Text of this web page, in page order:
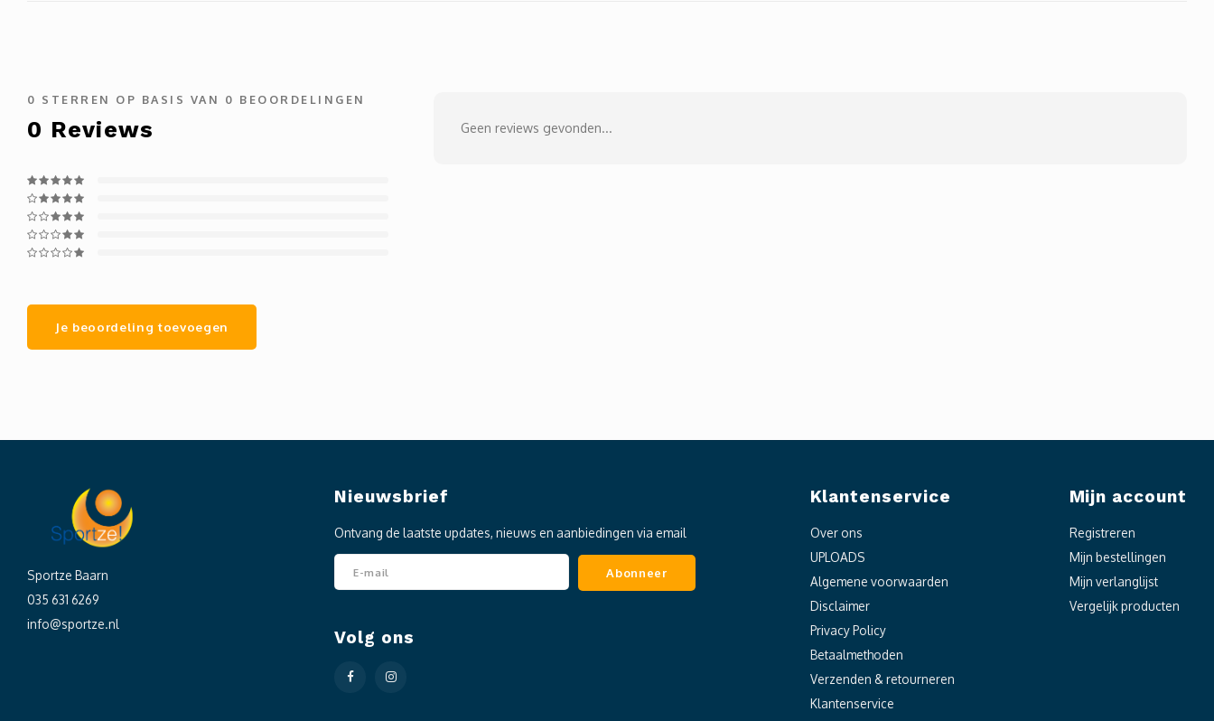
0 STERREN OP BASIS VAN 0 BEOORDELINGEN
0 Reviews
Je beoordeling toevoegen
Geen reviews gevonden...
Sportze Baarn
035 631 6269
info@sportze.nl
Nieuwsbrief
Ontvang de laatste updates, nieuws en aanbiedingen via email
Abonneer
Volg ons
Klantenservice
Over ons
UPLOADS
Algemene voorwaarden
Disclaimer
Privacy Policy
Betaalmethoden
Verzenden & retourneren
Klantenservice
Mijn account
Registreren
Mijn bestellingen
Mijn verlanglijst
Vergelijk producten